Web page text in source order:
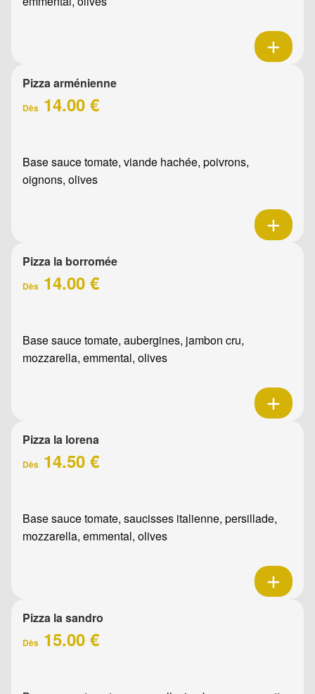
Pizza arménienne
Dès 14.00 €
Base sauce tomate, viande hachée, poivrons,
oignons, olives
Pizza la borromée
Dès 14.00 €
Base sauce tomate, aubergines, jambon cru,
mozzarella, emmental, olives
Pizza la lorena
Dès 14.50 €
Base sauce tomate, saucisses italienne, persillade,
mozzarella, emmental, olives
Pizza la sandro
Dès 15.00 €